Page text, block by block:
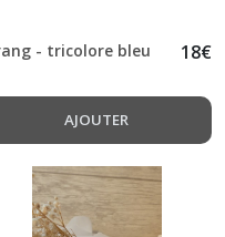
- tricolore bleu 18€
AJOUTER